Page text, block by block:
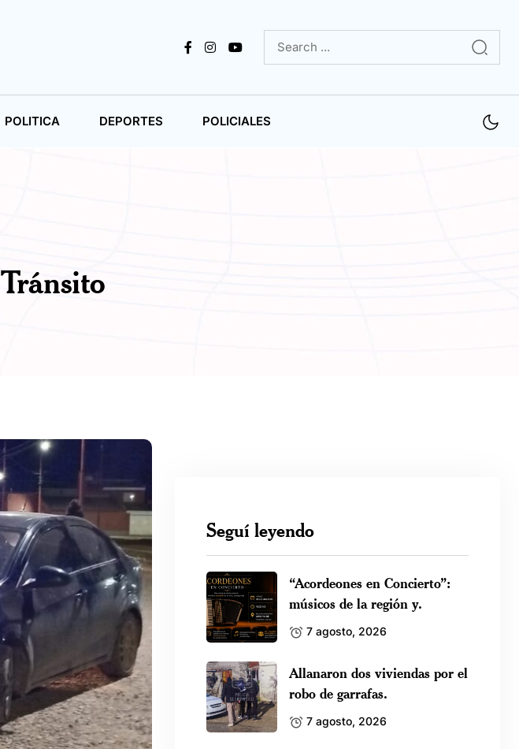
POLITICA DEPORTES POLICIALES
Tránsito
Seguí leyendo
“Acordeones en Concierto”:
músicos de la región y.
7 agosto, 2026
Allanaron dos viviendas por el
robo de garrafas.
7 agosto, 2026